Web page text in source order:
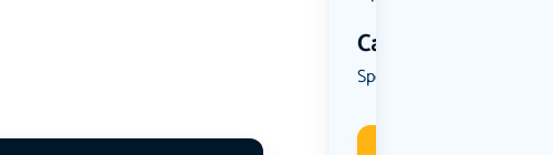
Categorie
Spel